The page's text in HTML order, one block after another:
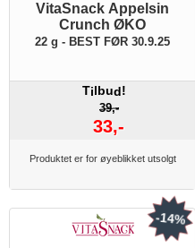
VitaSnack Appelsin
Crunch ØKO
22 g - BEST FØR 30.9.25
Tilbud!
39,-
33,-
Produktet er for øyeblikket utsolgt
-14%